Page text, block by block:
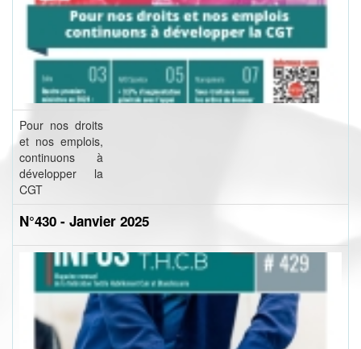
Pour nos droits
et nos emplois,
continuons à
développer la
CGT
N°430 - Janvier 2025